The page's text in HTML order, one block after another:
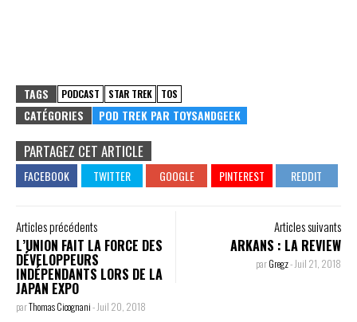
TAGS PODCAST STAR TREK TOS
CATÉGORIES POD TREK PAR TOYSANDGEEK
PARTAGEZ CET ARTICLE
Articles précédents
L’UNION FAIT LA FORCE DES
DÉVELOPPEURS
INDÉPENDANTS LORS DE LA
JAPAN EXPO
parThomas Cicognani- Juil 20, 2018
Articles suivants
ARKANS : LA REVIEW
parGregz- Juil 21, 2018